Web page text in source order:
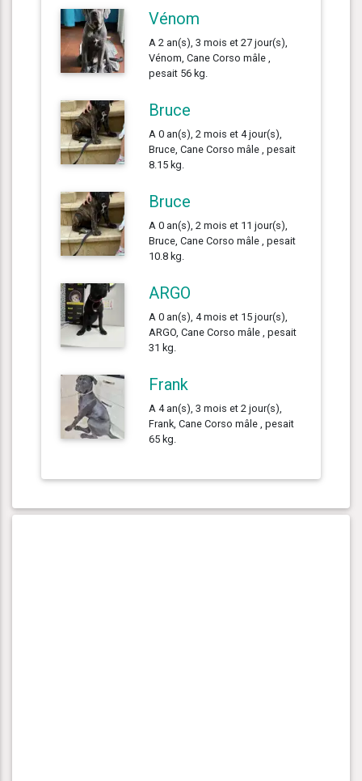
Vénom
A 2 an(s), 3 mois et 27 jour(s),
Vénom, Cane Corso mâle ,
pesait 56 kg.
Bruce
A 0 an(s), 2 mois et 4 jour(s),
Bruce, Cane Corso mâle , pesait
8.15 kg.
Bruce
A 0 an(s), 2 mois et 11 jour(s),
Bruce, Cane Corso mâle , pesait
10.8 kg.
ARGO
A 0 an(s), 4 mois et 15 jour(s),
ARGO, Cane Corso mâle , pesait
31 kg.
Frank
A 4 an(s), 3 mois et 2 jour(s),
Frank, Cane Corso mâle , pesait
65 kg.